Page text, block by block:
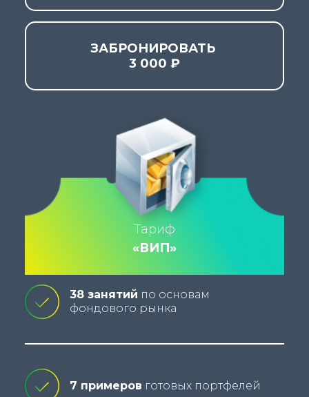
ЗАБРОНИРОВАТЬ
3 000 ₽
Тариф
«ВИП»
38 занятий по основам
фондового рынка
7 примеров готовых портфелей